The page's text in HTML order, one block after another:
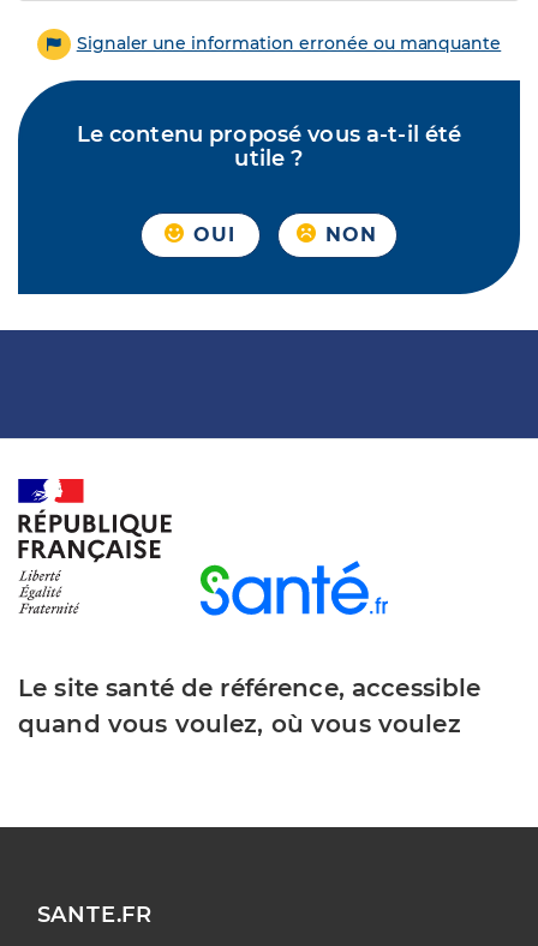
Signaler une information erronée ou manquante
Le contenu proposé vous a-t-il été
utile ?
OUI NON
Le site santé de référence, accessible
quand vous voulez, où vous voulez
SANTE.FR